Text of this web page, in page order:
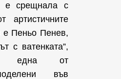
е срещнала с
артистичните
е Пеньо Пенев,
с ватенката”,
една от
във